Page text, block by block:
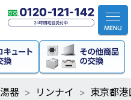
器 リンナイ 東京都